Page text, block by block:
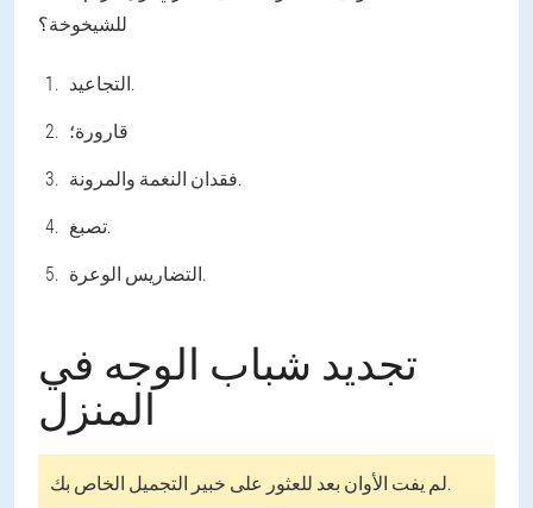
للشيخوخة؟
التجاعيد.
قارورة؛
فقدان النغمة والمرونة.
تصبغ.
التضاريس الوعرة.
تجديد شباب الوجه في
المنزل
لم يفت الأوان بعد للعثور على خبير التجميل الخاص بك.